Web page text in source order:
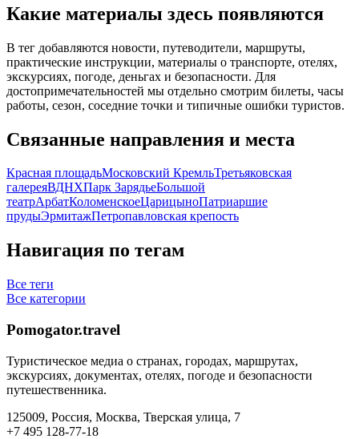
Какие материалы здесь появляются
В тег добавляются новости, путеводители, маршруты,
практические инструкции, материалы о транспорте, отелях,
экскурсиях, погоде, деньгах и безопасности. Для
достопримечательностей мы отдельно смотрим билеты, часы
работы, сезон, соседние точки и типичные ошибки туристов.
Связанные направления и места
Красная площадьМосковский КремльТретьяковская
галереяВДНХПарк ЗарядьеБольшой
театрАрбатКоломенскоеЦарицыноПатриаршие
прудыЭрмитажПетропавловская крепость
Навигация по тегам
Все теги
Все категории
Pomogator.travel
Туристическое медиа о странах, городах, маршрутах,
экскурсиях, документах, отелях, погоде и безопасности
путешественника.
125009, Россия, Москва, Тверская улица, 7
+7 495 128-77-18